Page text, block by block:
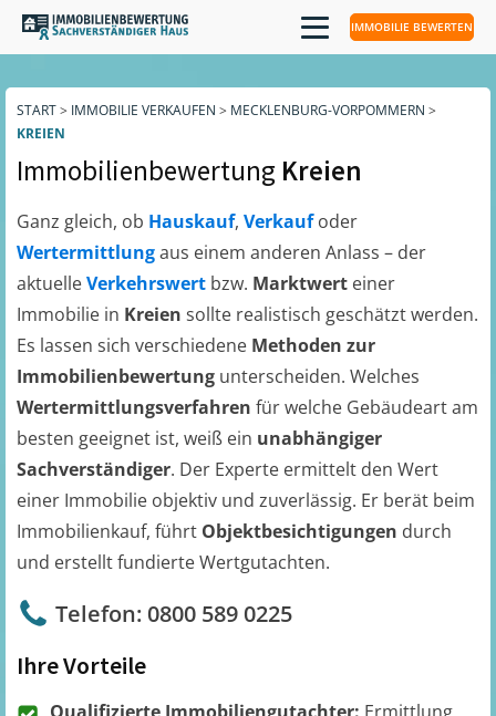
IMMOBILIE BEWERTEN
START> IMMOBILIE VERKAUFEN > MECKLENBURG-VORPOMMERN >
KREIEN
Immobilienbewertung Kreien
Ganz gleich, ob Hauskauf, Verkaufoder
Wertermittlungaus einem anderen Anlass – der
aktuelleVerkehrswert bzw. Marktwert einer
Immobilie in Kreien sollte realistisch geschätzt werden.
Es lassen sich verschiedene Methoden zur
Immobilienbewertung unterscheiden. Welches
Wertermittlungsverfahren für welche Gebäudeart am
besten geeignet ist, weiß ein unabhängiger
Sachverständiger. Der Experte ermittelt den Wert
einer Immobilie objektiv und zuverlässig. Er berät beim
Immobilienkauf, führt Objektbesichtigungen durch
und erstellt fundierte Wertgutachten.
Telefon: 0800 589 0225
Ihre Vorteile